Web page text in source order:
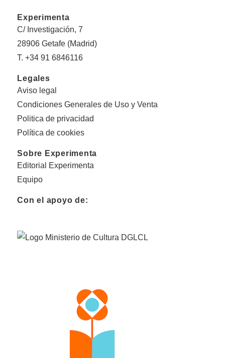
Experimenta
C/ Investigación, 7
28906 Getafe (Madrid)
T. +34 91 6846116
Legales
Aviso legal
Condiciones Generales de Uso y Venta
Politica de privacidad
Política de cookies
Sobre Experimenta
Editorial Experimenta
Equipo
Con el apoyo de: